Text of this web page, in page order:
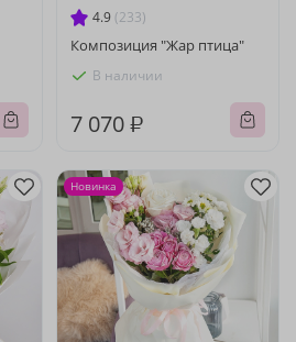
4.9 (233)
Композиция "Жар птица"
В наличии
7 070 ₽
Новинка